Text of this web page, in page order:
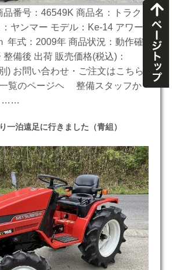
品番号：46549K 商品名：トラク
ヤンマー モデル：Ke-14 アワー
年式：2009年 商品状況：動作確
備後 出荷 販売価格(税込)：
) お問い合わせ・ご注文はこちら
覧のページヘ 整備スタッフか
……
一泊遠足に行きました（青組）